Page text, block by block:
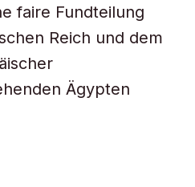
faire Fundteilung
Reich und dem
Ägypten